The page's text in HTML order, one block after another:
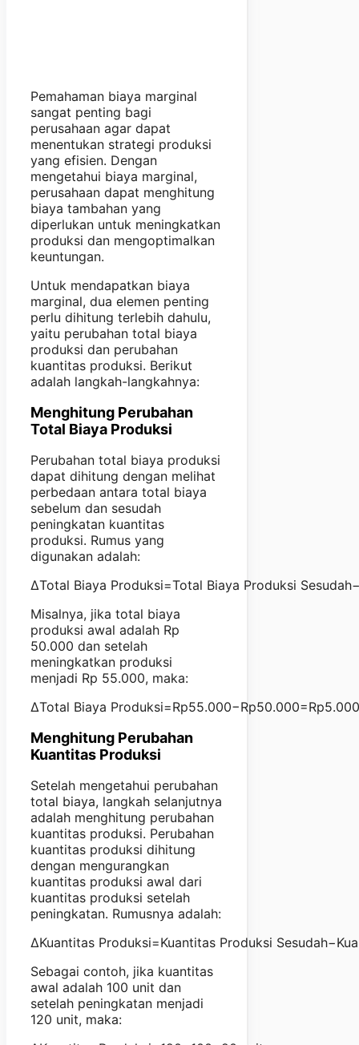
Pemahaman biaya marginal
sangat penting bagi
perusahaan agar dapat
menentukan strategi produksi
yang efisien. Dengan
mengetahui biaya marginal,
perusahaan dapat menghitung
biaya tambahan yang
diperlukan untuk meningkatkan
produksi dan mengoptimalkan
keuntungan.
Untuk mendapatkan biaya
marginal, dua elemen penting
perlu dihitung terlebih dahulu,
yaitu perubahan total biaya
produksi dan perubahan
kuantitas produksi. Berikut
adalah langkah-langkahnya:
Menghitung Perubahan
Total Biaya Produksi
Perubahan total biaya produksi
dapat dihitung dengan melihat
perbedaan antara total biaya
sebelum dan sesudah
peningkatan kuantitas
produksi. Rumus yang
digunakan adalah:
ΔTotal Biaya Produksi=Total Biaya Produksi
Misalnya, jika total biaya
produksi awal adalah Rp
50.000 dan setelah
meningkatkan produksi
menjadi Rp 55.000, maka:
ΔTotal Biaya Produksi=Rp55.000−Rp50.000=Rp5.000
Menghitung Perubahan
Kuantitas Produksi
Setelah mengetahui perubahan
total biaya, langkah selanjutnya
adalah menghitung perubahan
kuantitas produksi. Perubahan
kuantitas produksi dihitung
dengan mengurangkan
kuantitas produksi awal dari
kuantitas produksi setelah
peningkatan. Rumusnya adalah:
ΔKuantitas Produksi=Kuantitas Produksi
Sebagai contoh, jika kuantitas
awal adalah 100 unit dan
setelah peningkatan menjadi
120 unit, maka: